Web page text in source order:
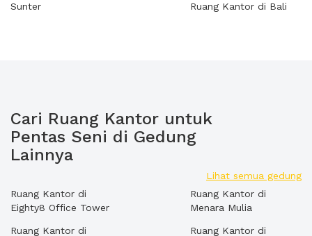
Sunter
Ruang Kantor di Bali
Cari Ruang Kantor untuk
Pentas Seni di Gedung
Lainnya
Lihat semua gedung
Ruang Kantor di
Eighty8 Office Tower
Ruang Kantor di
Ruang Kantor di
Menara Mulia
Ruang Kantor di